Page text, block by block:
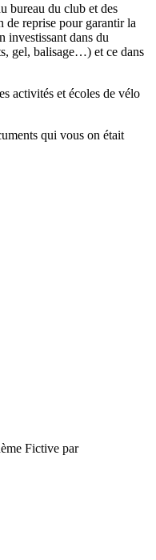
bureau du club et des
de reprise pour garantir la
investissant dans du
gel, balisage…) et ce dans
activités et écoles de vélo
qui vous on était
Fictive par